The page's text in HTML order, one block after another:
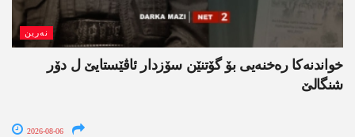
نەرین
خواندنه‌كا رەخنەیی بۆ گۆتنێن سۆزدار ئاڤێستایێ ل دۆر
شنگالێ
2026-08-06